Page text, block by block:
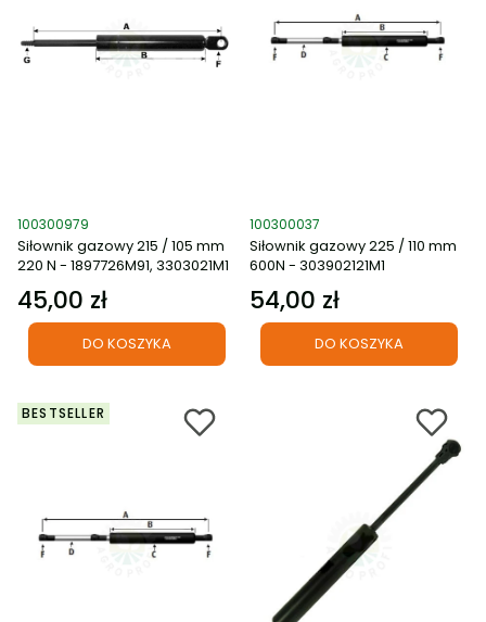
Kod produktu
100300979
Siłownik gazowy 215 / 105 mm
220 N - 1897726M91, 3303021M1
Cena
45,00 zł
DO KOSZYKA
Kod produktu
100300037
Siłownik gazowy 225 / 110 mm
600N - 303902121M1
Cena
54,00 zł
DO KOSZYKA
BESTSELLER